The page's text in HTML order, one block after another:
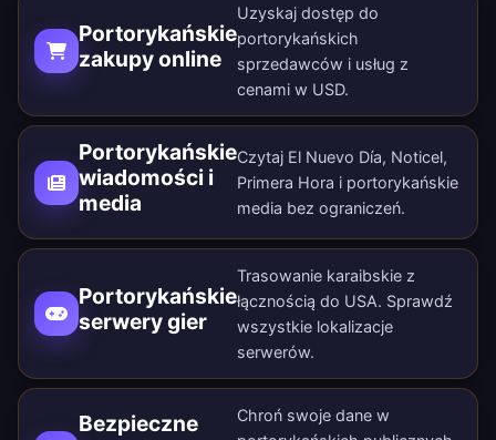
Portorykańskie
zakupy online
Uzyskaj dostęp do
portorykańskich
sprzedawców i usług z
cenami w USD.
Portorykańskie
wiadomości i
media
Czytaj El Nuevo Día, Noticel,
Primera Hora i portorykańskie
media bez ograniczeń.
Portorykańskie
serwery gier
Trasowanie karaibskie z
łącznością do USA. Sprawdź
wszystkie lokalizacje
serwerów.
Bezpieczne
Chroń swoje dane w